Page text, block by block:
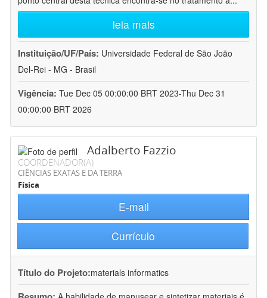
leia mais
Instituição/UF/País: Universidade Federal de São João
Del-Rei - MG - Brasil
Vigência: Tue Dec 05 00:00:00 BRT 2023-Thu Dec 31
00:00:00 BRT 2026
Adalberto Fazzio
COORDENADOR(A)
CIÊNCIAS EXATAS E DA TERRA
Física
E-mail
Currículo
Título do Projeto:materials informatics